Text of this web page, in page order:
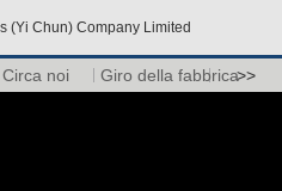
(Yi Chun) Company Limited
Circa noi Giro della fabbrica>>